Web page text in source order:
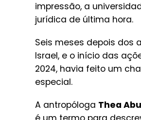
impressão, a
jurídica de última hora.
Seis meses depois dos
Israel, e o início das
2024, havia feito um
especial.
A antropóloga Thea